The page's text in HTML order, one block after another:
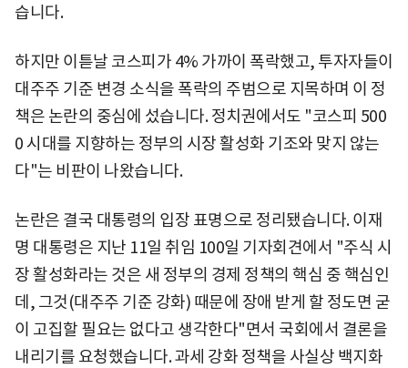
습니다.
하지만 이튿날 코스피가 4% 가까이 폭락했고, 투자자들이
대주주 기준 변경 소식을 폭락의 주범으로 지목하며 이 정
책은 논란의 중심에 섰습니다. 정치권에서도 "코스피 500
0 시대를 지향하는 정부의 시장 활성화 기조와 맞지 않는
다"는 비판이 나왔습니다.
논란은 결국 대통령의 입장 표명으로 정리됐습니다. 이재
명 대통령은 지난 11일 취임 100일 기자회견에서 "주식 시
장 활성화라는 것은 새 정부의 경제 정책의 핵심 중 핵심인
데, 그것(대주주 기준 강화) 때문에 장애 받게 할 정도면 굳
이 고집할 필요는 없다고 생각한다"면서 국회에서 결론을
내리기를 요청했습니다. 과세 강화 정책을 사실상 백지화